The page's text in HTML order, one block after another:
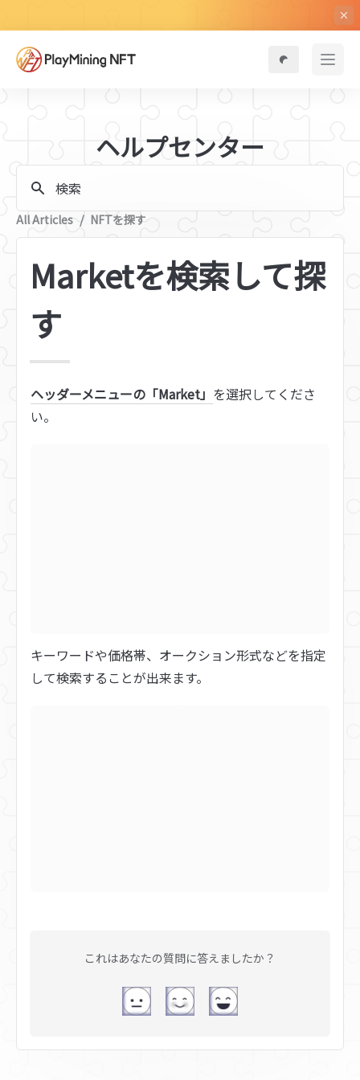
ヘルプセンター
検索
All Articles / NFTを探す
Marketを検索して探
す
ヘッダーメニューの「Market」 を選択してくださ
い。
キーワードや価格帯、オークション形式などを指定
して検索することが出来ます。
これはあなたの質問に答えましたか？